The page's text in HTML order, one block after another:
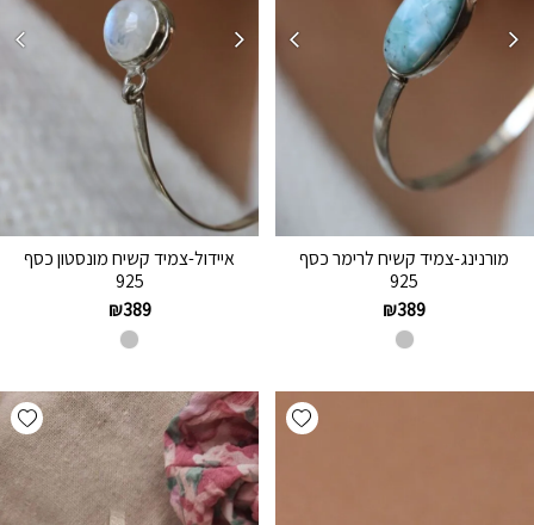
מורנינג-צמיד קשיח לרימר כסף
925
₪389
איידול-צמיד קשיח מונסטון כסף
925
₪389
Add wishlist